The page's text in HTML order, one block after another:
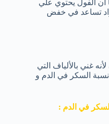
حوالي 10 % .كما أن الفول يحتوي علي
تساعد في خفض
غني بالألياف التي
السكر في الدم و
في الدم :